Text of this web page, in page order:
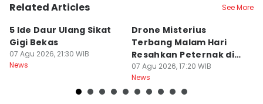
Related Articles See More
5 Ide Daur Ulang Sikat
Gigi Bekas
07 Agu 2026, 21:30 WIB
News
Drone Misterius
Terbang Malam Hari
Resahkan Peternak di
Marga Tabanan
07 Agu 2026, 17:20 WIB
News